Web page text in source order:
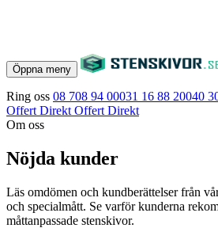
Öppna meny
Ring oss 08 708 94 00031 16 88 20040
Offert Direkt Offert Direkt
Om oss
Nöjda kunder
Läs omdömen och kundberättelser från
och specialmått. Se varför kunderna
måttanpassade stenskivor.